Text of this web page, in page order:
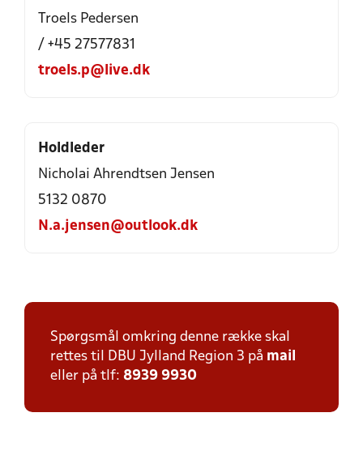
Troels Pedersen
/ +45 27577831
troels.p@live.dk
Holdleder
Nicholai Ahrendtsen Jensen
5132 0870
N.a.jensen@outlook.dk
Spørgsmål omkring denne række skal
rettes til DBU Jylland Region 3 på mail
eller på tlf: 8939 9930